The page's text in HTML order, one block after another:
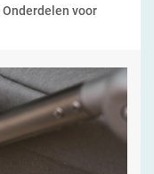
Onderdelen voor